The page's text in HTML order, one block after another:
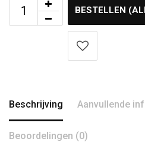
BESTELLEN
Beschrijving Aanvullende
Beoordelingen (0)